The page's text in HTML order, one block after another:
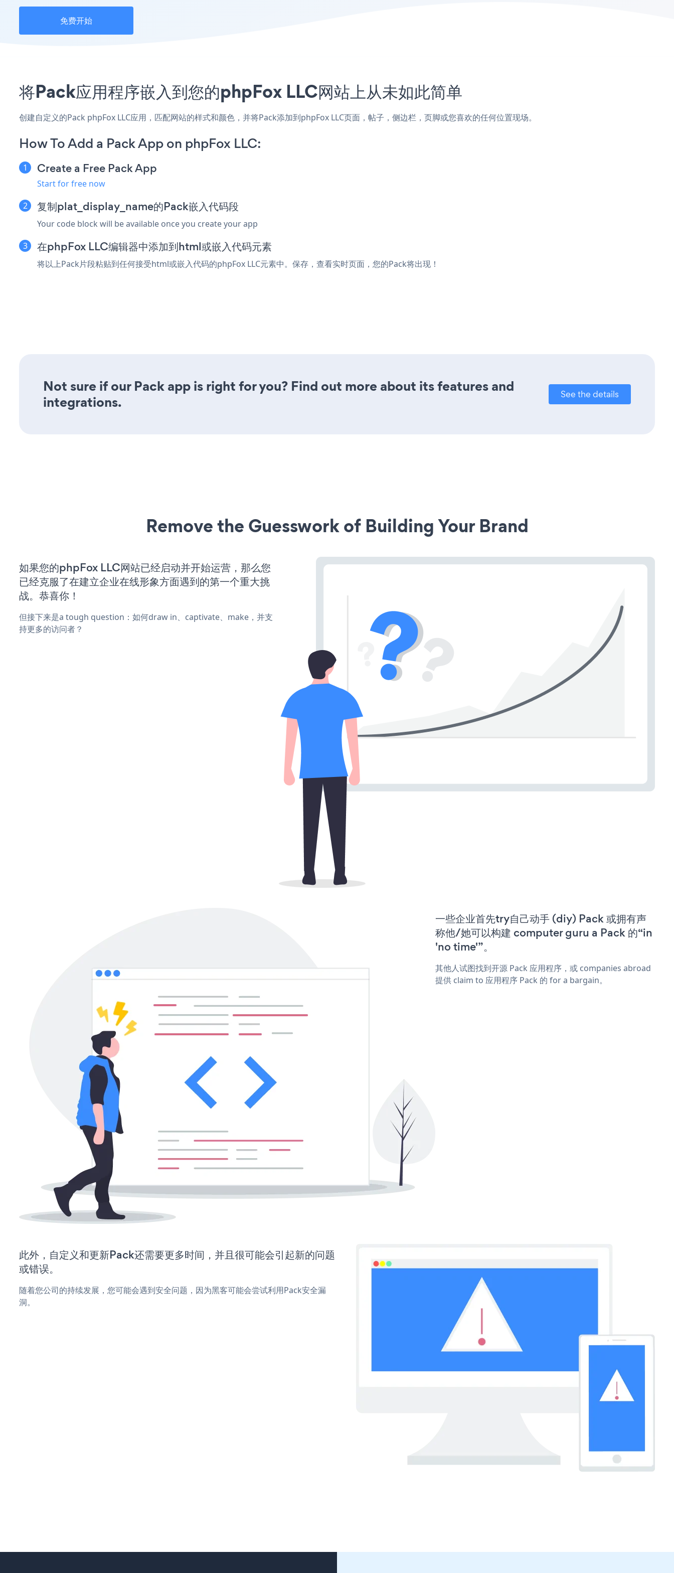
免费开始
将Pack应用程序嵌入到您的phpFox LLC网站上从未如此简单
创建自定义的Pack phpFox LLC应用，匹配网站的样式和颜色，并将Pack添加到phpFox LLC页面，帖子，侧边栏，页脚或您喜欢的任何位置现场。
How To Add a Pack App on phpFox LLC:
Create a Free Pack App
Start for free now
复制plat_display_name的Pack嵌入代码段
Your code block will be available once you create your app
在phpFox LLC编辑器中添加到html或嵌入代码元素
将以上Pack片段粘贴到任何接受html或嵌入代码的phpFox LLC元素中。保存，查看实时页面，您的Pack将出现！
Not sure if our Pack app is right for you? Find out more about its features and
integrations.
See the details
Remove the Guesswork of Building Your Brand
如果您的phpFox LLC网站已经启动并开始运营，那么您
已经克服了在建立企业在线形象方面遇到的第一个重大挑
战。恭喜你！
但接下来是a tough question：如何draw in、captivate、make，并支
持更多的访问者？
一些企业首先try自己动手 (diy) Pack 或拥有声
称他/她可以构建 computer guru a Pack 的“in
'no time'”。
其他人试图找到开源 Pack 应用程序，或 companies abroad
提供 claim to 应用程序 Pack 的 for a bargain。
此外，自定义和更新Pack还需要更多时间，并且很可能会引起新的问题
或错误。
随着您公司的持续发展，您可能会遇到安全问题，因为黑客可能会尝试利用Pack安全漏
洞。